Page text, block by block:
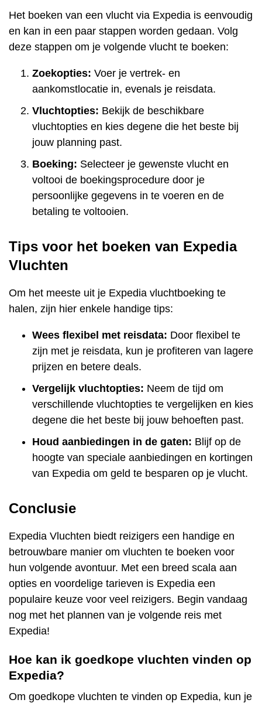
Het boeken van een vlucht via Expedia is eenvoudig
en kan in een paar stappen worden gedaan. Volg
deze stappen om je volgende vlucht te boeken:
Zoekopties: Voer je vertrek- en
aankomstlocatie in, evenals je reisdata.
Vluchtopties: Bekijk de beschikbare
vluchtopties en kies degene die het beste bij
jouw planning past.
Boeking: Selecteer je gewenste vlucht en
voltooi de boekingsprocedure door je
persoonlijke gegevens in te voeren en de
betaling te voltooien.
Tips voor het boeken van Expedia
Vluchten
Om het meeste uit je Expedia vluchtboeking te
halen, zijn hier enkele handige tips:
Wees flexibel met reisdata: Door flexibel te
zijn met je reisdata, kun je profiteren van lagere
prijzen en betere deals.
Vergelijk vluchtopties: Neem de tijd om
verschillende vluchtopties te vergelijken en kies
degene die het beste bij jouw behoeften past.
Houd aanbiedingen in de gaten: Blijf op de
hoogte van speciale aanbiedingen en kortingen
van Expedia om geld te besparen op je vlucht.
Conclusie
Expedia Vluchten biedt reizigers een handige en
betrouwbare manier om vluchten te boeken voor
hun volgende avontuur. Met een breed scala aan
opties en voordelige tarieven is Expedia een
populaire keuze voor veel reizigers. Begin vandaag
nog met het plannen van je volgende reis met
Expedia!
Hoe kan ik goedkope vluchten vinden op
Expedia?
Om goedkope vluchten te vinden op Expedia, kun je